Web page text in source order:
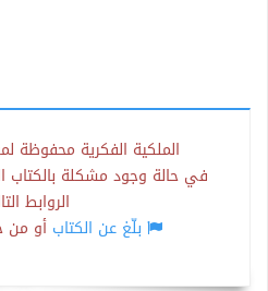
الملكية الفكرية محفوظة
في حالة وجود مشكلة بالكتاب
الروابط
بلّغ عن الكتاب أو من